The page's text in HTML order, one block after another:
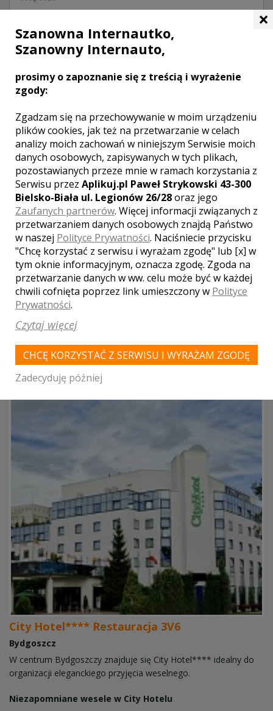
Twoja ocena lokalu:
DODAJ OPINIĘ
Pola oznaczone gwiazdką są wymagane.
POLECAMY TAKŻE NAJLEPSZE LOKALE Z
WOJEWÓDZTWA KUJAWSKO-
POMORSKIEGO
City Hotel**** Restauracja 3V6
Bydgoszcz
W centrum Bydgoszczy znajduje się City Hotel**** idealny do
organizacji eleganckiego przyjęcia weselnego.
Niezapomniane wesele w City Hotelu
×
Szanowna Internautko,
Szanowny Internauto,
prosimy o zapoznanie się z treścią i wyrażenie
zgody:
Zgadzam się na przechowywanie w moim urządzeniu
plików cookies, jak też na przetwarzanie w celach
analizy moich zachowań w niniejszym Serwisie moich
danych osobowych, zapisywanych w tych plikach,
pozostawianych przeze mnie w ramach korzystania z
Serwisu przez Aplikuj.pl Paweł Strykowski 43-300
Bielsko-Biała ul. Legionów 26/28oraz jego
Zaufanych partnerów. Więcej informacji związanych z
przetwarzaniem danych osobowych znajdą Państwo
w naszej Polityce Prywatności. Naciśniecie przycisku
"Chcę korzystać z serwisu i wyrażam zgodę" lub [x] w
tym oknie informacyjnym, oznacza zgodę. Zgoda na
przetwarzanie danych w ww. celu może być w każdej
chwili cofnięta poprzez link umieszczony w Polityce
Prywatności.
Czytaj więcej
CHCĘ KORZYSTAĆ Z SERWISU I WYRAŻAM ZGODĘ
Zadecyduję później